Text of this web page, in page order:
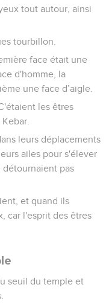
tout autour, ainsi
tourbillon.
face était une
d'homme, la
une face d’aigle.
les êtres
leurs déplacements
ailes pour s'élever
détournaient pas
et quand ils
car l'esprit des êtres
seuil du temple et